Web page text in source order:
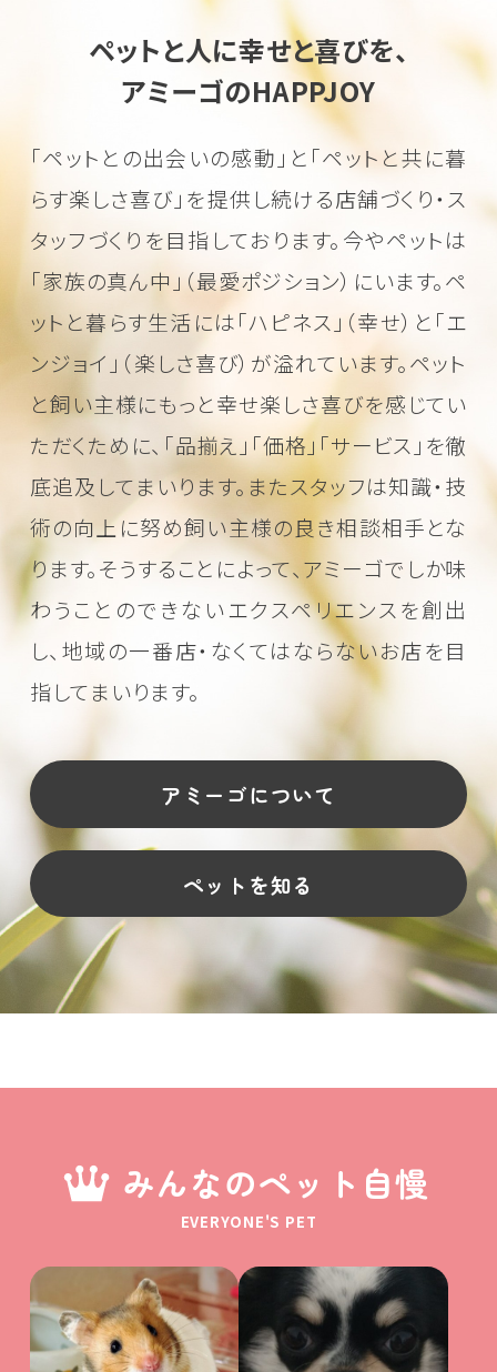
ペットと人に幸せと喜びを、
アミーゴのHAPPJOY
「ペットとの出会いの感動」と「ペットと共に暮
らす楽しさ喜び」を提供し続ける店舗づくり・ス
タッフづくりを目指しております。 今やペットは
「家族の真ん中」（最愛ポジション）にいます。ペ
ットと暮らす生活には「ハピネス」（幸せ）と「エ
ンジョイ」（楽しさ喜び）が溢れています。ペット
と飼い主様にもっと幸せ楽しさ喜びを感じてい
ただくために、 「品揃え」「価格」「サービス」を徹
底追及してまいります。またスタッフは知識・技
術の向上に努め飼い主様の良き相談相手とな
ります。そうすることによって、アミーゴでしか味
わうことのできないエクスペリエンスを創出
し、地域の一番店・なくてはならないお店を目
指してまいります。
アミーゴについて
ペットを知る
みんなのペット自慢
EVERYONE'S PET